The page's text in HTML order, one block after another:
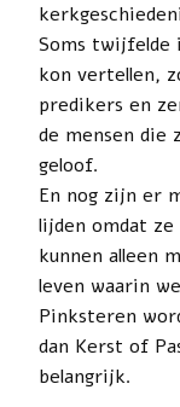
Soms twijfelde
kon vertellen,
predikers en
de mensen
geloof.
En nog zijn er
lijden omdat ze
kunnen alleen
leven waarin
Pinksteren
dan Kerst of
belangrijk.